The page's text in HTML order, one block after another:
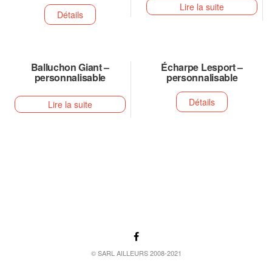
Détails
Lire la suite
Balluchon Giant –
personnalisable
Lire la suite
Écharpe Lesport –
personnalisable
Détails
© SARL AILLEURS 2008-2021